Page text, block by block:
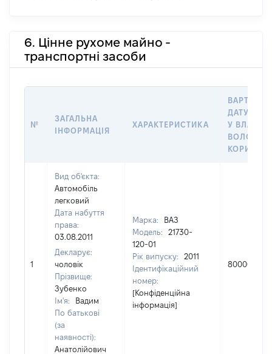
6. Цінне рухоме майно -
транспортні засоби
№
ЗАГАЛЬНА
ІНФОРМАЦІЯ
ХАРАКТЕРИСТИКА
ВАРТІСТЬ
ДАТУ
У
1
Вид об'єкта:
Автомобіль
легковий
Дата набуття
права:
03.08.2011
Декларує:
чоловік
Прізвище:
Зубенко
Ім'я:
Вадим
По батькові
(за
наявності):
Анатолійович
Марка:
ВАЗ
Модель:
21730-
120-01
Рік випуску:
2011
Ідентифікаційний
номер:
[Конфіденційна
інформація]
80000